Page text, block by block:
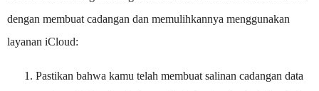
dengan membuat cadangan dan memulihkannya menggunakan
layanan iCloud:
Pastikan bahwa kamu telah membuat salinan cadangan data